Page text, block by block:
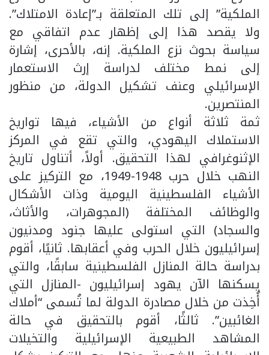
الملكية” إلى تلك المتعلقة بـ”إعادة الامتلاك”.
ولا يقصد هذا إلى إظهار عدم اتفاقي مع
سياسة بحوث نزع الملكية. إنه، بالأحرى، إشارة
إلى نمط مختلف لدراسة إرث الاستعمار
الإسرائيلي وعنف تشكيل الدولة، من منظور
المنتصرين.
ثمة ثلاثة أنواع من الأشياء، فيها تواريخ
الاستملاك اليهودي، والتي تقع في المركز
الإثنوغرافي لهذا التحقيق. أولاً، أتناول تاريخ
النهب خلال حرب 1948-1949، مع التركيز على
الأشياء الفلسطينية اليومية وذات الأشكال
والوظائف المختلفة (المجوهرات، والأثاث،
والسجاد) التي استولى عليها جنود ومدنيون
إسرائيليون خلال الحرب وفي أعقابها. ثانيًا، أقوم
بدراسة حالة المنازل الفلسطينية سابقًا، والتي
يسكنها الآن يهود إسرائيليون -المنازل التي
أُخِذت من خلال مصادرة الدولة لما تُسمى “أملاك
الغائبين”. ثالثًا، أقوم بالتحقيق في حالة
المشاهد الطبيعية الإسرائيلية والتخيلات